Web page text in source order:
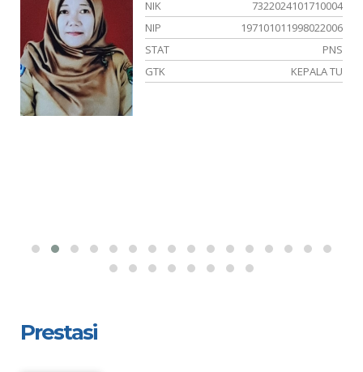
NIK
7322024101710004
NIP
197101011998022006
STAT
PNS
GTK
KEPALA TU
Prestasi